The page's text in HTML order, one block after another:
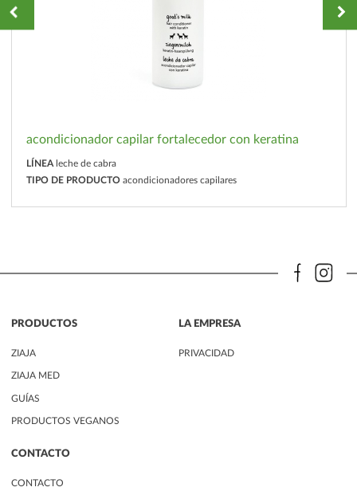
acondicionador capilar fortalecedor con keratina
LÍNEA leche de cabra
TIPO DE PRODUCTO acondicionadores capilares
PRODUCTOS
ZIAJA
ZIAJA MED
GUÍAS
PRODUCTOS VEGANOS
LA EMPRESA
PRIVACIDAD
CONTACTO
CONTACTO